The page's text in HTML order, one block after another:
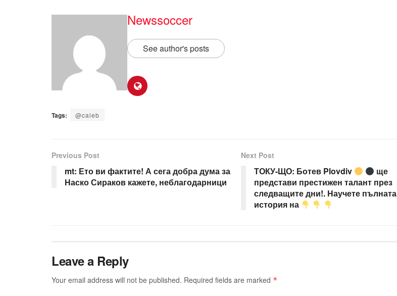
Newssoccer
See author's posts
Tags: @caleb
Previous Post
mt: Ето ви фактите! А сега добра дума за
Наско Сираков кажете, неблагодарници
Next Post
ТОКУ-ЩО: Ботев Plovdiv
ще
представи престижен талант през
следващите дни!. Научете пълната
история на
Leave a Reply
Your email address will not be published. Required fields are marked *